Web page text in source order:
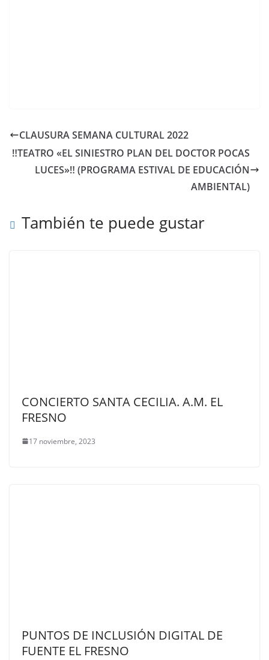
CLAUSURA SEMANA CULTURAL 2022
‼️TEATRO «EL SINIESTRO PLAN DEL DOCTOR POCAS
LUCES»‼️ (PROGRAMA ESTIVAL DE EDUCACIÓN
AMBIENTAL)
También te puede gustar
CONCIERTO SANTA CECILIA. A.M. EL
FRESNO
17 noviembre, 2023
PUNTOS DE INCLUSIÓN DIGITAL DE
FUENTE EL FRESNO